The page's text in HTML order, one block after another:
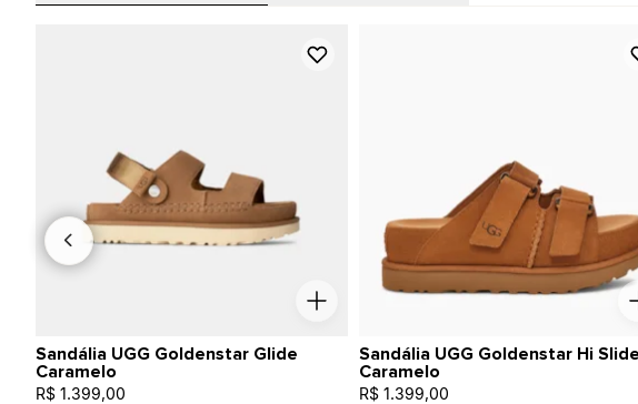
Sandália UGG Goldenstar Glide
Caramelo
R$ 1.399,00
Sandália UGG Goldenstar Hi Slide
Caramelo
R$ 1.399,00